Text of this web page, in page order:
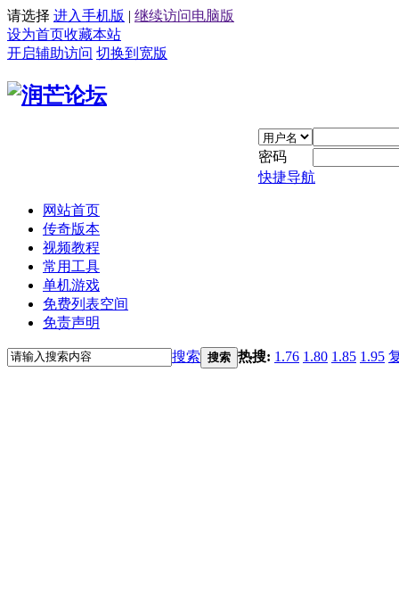
请选择 进入手机版 | 继续访问电脑版
设为首页收藏本站
开启辅助访问 切换到宽版
密码
快捷导航
网站首页
传奇版本
视频教程
常用工具
单机游戏
免费列表空间
免责声明
搜索 搜索 热搜: 1.76 1.80 1.85 1.95